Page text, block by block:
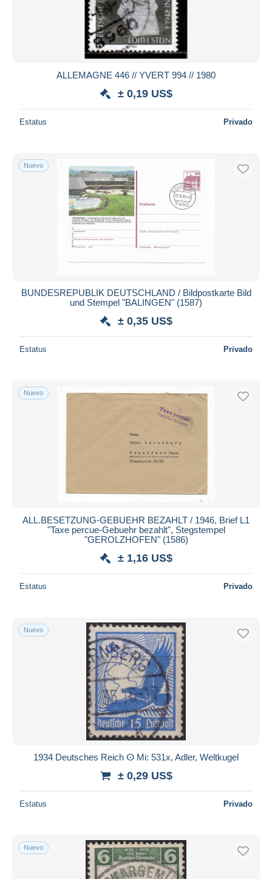
ALLEMAGNE 446 // YVERT 994 // 1980
± 0,19 US$
Estatus Privado
Nuevo
BUNDESREPUBLIK DEUTSCHLAND / Bildpostkarte Bild
und Stempel "BALINGEN" (1587)
± 0,35 US$
Estatus Privado
Nuevo
ALL.BESETZUNG-GEBUEHR BEZAHLT / 1946, Brief L1
"Taxe percue-Gebuehr bezahlt", Stegstempel
"GEROLZHOFEN" (1586)
± 1,16 US$
Estatus Privado
Nuevo
1934 Deutsches Reich ⵙ Mi: 531x, Adler, Weltkugel
± 0,29 US$
Estatus Privado
Nuevo